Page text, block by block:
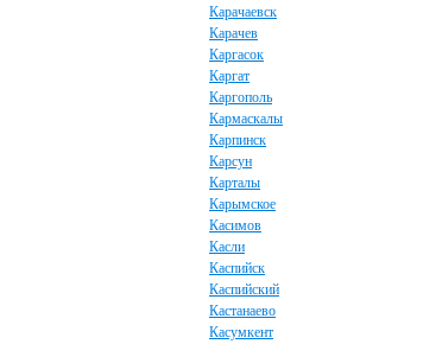
Карачаевск
Карачев
Каргасок
Каргат
Каргополь
Кармаскалы
Карпинск
Карсун
Карталы
Карымское
Касимов
Касли
Каспийск
Каспийский
Кастанаево
Касумкент